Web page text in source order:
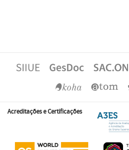
Acreditações e Certificações